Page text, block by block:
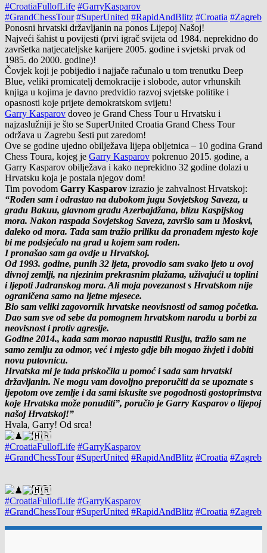
#CroatiaFullofLife #GarryKasparov
#GrandChessTour #SuperUnited #RapidAndBlitz #Croatia #Zagreb
Ponosni hrvatski državljanin na ponos Lijepoj Našoj!
Najveći šahist u povijesti (prvi igrač svijeta od 1984. neprekidno do
završetka natjecateljske karijere 2005. godine i svjetski prvak od
1985. do 2000. godine)!
Čovjek koji je pobijedio i najjače računalo u tom trenutku Deep
Blue, veliki promicatelj demokracije i slobode, autor vrhunskih
knjiga u kojima je davno predvidio razvoj svjetske politike i
opasnosti koje prijete demokratskom svijetu!
Garry Kasparov doveo je Grand Chess Tour u Hrvatsku i
najzaslužniji je što se SuperUnited Croatia Grand Chess Tour
održava u Zagrebu šesti put zaredom!
Ove se godine ujedno obilježava lijepa obljetnica – 10 godina Grand
Chess Toura, kojeg je Garry Kasparov pokrenuo 2015. godine, a
Garry Kasparov obilježava i kako neprekidno 32 godine dolazi u
Hrvatsku koja je postala njegov dom!
Tim povodom Garry Kasparov izrazio je zahvalnost Hrvatskoj:
“Rođen sam i odrastao na dubokom jugu Sovjetskog Saveza, u
gradu Bakuu, glavnom gradu Azerbajdžana, blizu Kaspijskog
mora. Nakon raspada Sovjetskog Saveza, završio sam u Moskvi,
daleko od mora. Tada sam tražio priliku da pronađem mjesto koje
bi me podsjećalo na grad u kojem sam rođen.
I pronašao sam ga ovdje u Hrvatskoj.
Od 1993. godine, punih 32 ljeta, provodio sam svako ljeto u ovoj
divnoj zemlji, na njezinim prekrasnim plažama, uživajući u toplini
i ljepoti Jadranskog mora. Ali moja povezanost s Hrvatskom nije
ograničena samo na ljetne mjesece.
Bio sam veliki zagovornik hrvatske neovisnosti od samog početka.
Dao sam sve od sebe da pomognem hrvatskom narodu u borbi za
neovisnost i protiv agresije.
Godine 2014., kada sam morao napustiti Rusiju, tražio sam ne
samo zemlju za odmor, već i mjesto gdje bih mogao živjeti i dobiti
novu putovnicu.
Hrvatska mi je tada priskočila u pomoć i sada sam hrvatski
državljanin. Ne mogu vam dovoljno preporučiti da se upoznate s
ljepotom ove zemlje i da sami iskusite sve pogodnosti gostoprimstva
koje Hrvatska može ponuditi”, poručio je Garry Kasparov o lijepoj
našoj Hrvatskoj!”
Hvala, Garry! Od srca!
#CroatiaFullofLife #GarryKasparov
#GrandChessTour #SuperUnited #RapidAndBlitz #Croatia #Zagreb
#CroatiaFullofLife #GarryKasparov
#GrandChessTour #SuperUnited #RapidAndBlitz #Croatia #Zagreb